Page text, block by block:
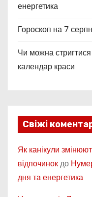
енергетика
Гороскоп на 7
Чи можна
календар краси
Свіжі
Як канікули
відпочинокдо
дня та енергетика